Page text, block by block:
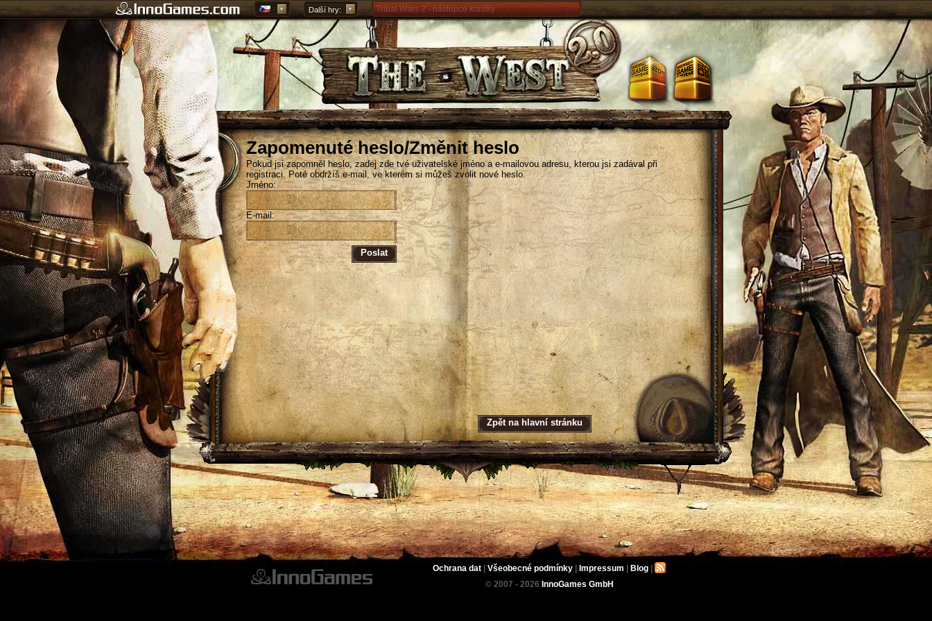
Další hry: Tribal Wars 2 - nástupce klasiky
Forge of Empires – strategicky napříč věky
Grepolis – vybuduj svou říši v antickém Řecku
Zapomenuté heslo/Změnit heslo
Pokud jsi zapomněl heslo, zadej zde tvé uživatelské jméno a e-mailovou adresu, kterou jsi zadával při
registraci. Poté obdržíš e-mail, ve kterém si můžeš zvolit nové heslo.
Jméno:
E-mail:
Poslat
Zpět na hlavní stránku
Ochrana dat Všeobecné podmínky Impressum Blog
© 2007 - 2026 InnoGames GmbH